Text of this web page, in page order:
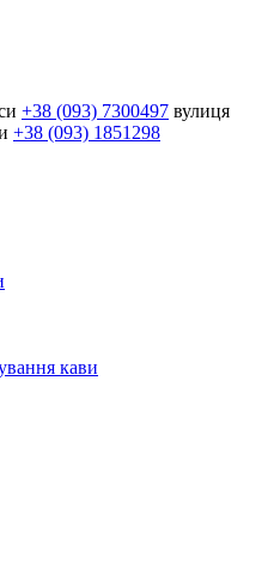
+38 (093) 7300497 вулиця
+38 (093) 1851298
кави